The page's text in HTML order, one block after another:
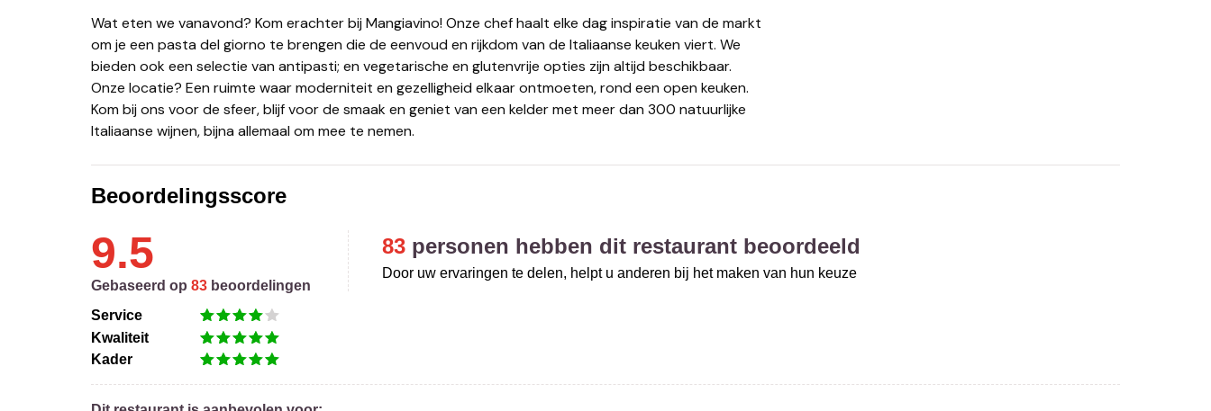
Wat eten we vanavond? Kom erachter bij Mangiavino! Onze chef haalt elke dag inspiratie van de markt
om je een pasta del giorno te brengen die de eenvoud en rijkdom van de Italiaanse keuken viert. We
bieden ook een selectie van antipasti; en vegetarische en glutenvrije opties zijn altijd beschikbaar.
Onze locatie? Een ruimte waar moderniteit en gezelligheid elkaar ontmoeten, rond een open keuken.
Kom bij ons voor de sfeer, blijf voor de smaak en geniet van een kelder met meer dan 300 natuurlijke
Italiaanse wijnen, bijna allemaal om mee te nemen.
Beoordelingsscore
9.5
Gebaseerd op 83 beoordelingen
Service
Kwaliteit
Kader
83 personen hebben dit restaurant beoordeeld
Door uw ervaringen te delen, helpt u anderen bij het maken van hun keuze